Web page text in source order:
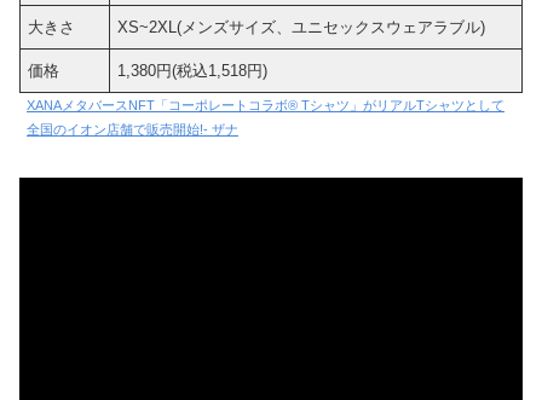
大きさ XS~2XL(メンズサイズ、ユニセックスウェアラブル)
価格 1,380円(税込1,518円)
XANAメタバースNFT「コーポレートコラボ® Tシャツ」がリアルTシャツとして
全国のイオン店舗で販売開始!- ザナ